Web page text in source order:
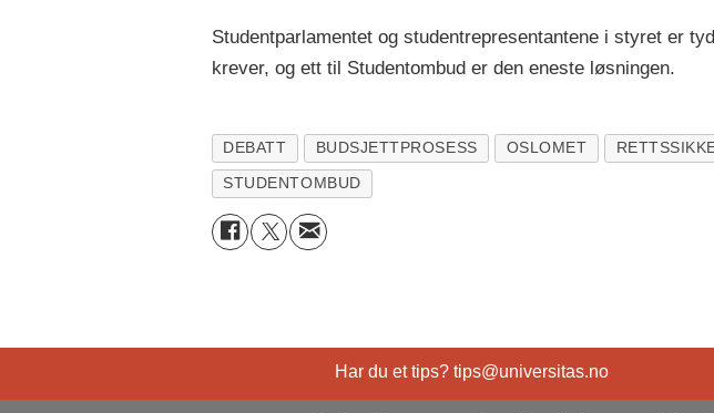
Studentparlamentet og studentrepresentantene i styret er
krever, og ett til Studentombud er den eneste løsningen.
DEBATT BUDSJETTPROSESS OSLOMET
STUDENTOMBUD
Har du et tips? tips@universitas.no